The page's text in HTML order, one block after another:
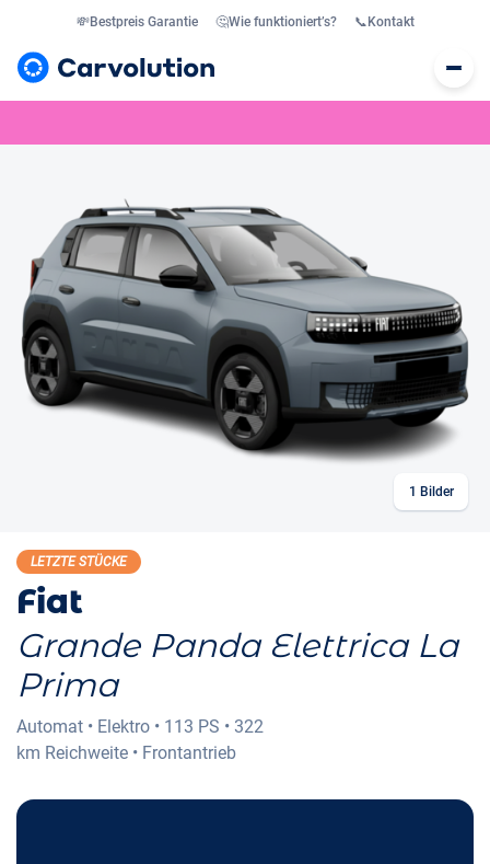
💸Bestpreis Garantie 🤔Wie funktioniert’s? 📞 Kontakt
1 Bilder
LETZTE STÜCKE
Fiat
Grande Panda Elettrica La
Prima
Automat • Elektro • 113 PS • 322
km Reichweite • Frontantrieb